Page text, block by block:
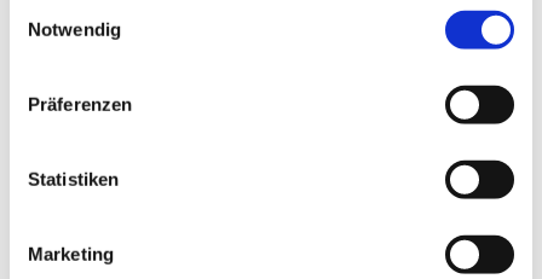
Notwendig
Präferenzen
Statistiken
Marketing
Dies könnte Sie auch